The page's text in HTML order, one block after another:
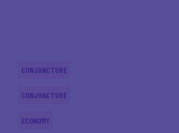
CONJUNCTURE
CONJUNCTURE
ECONOMY